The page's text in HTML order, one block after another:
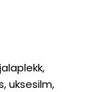
uksesilm,